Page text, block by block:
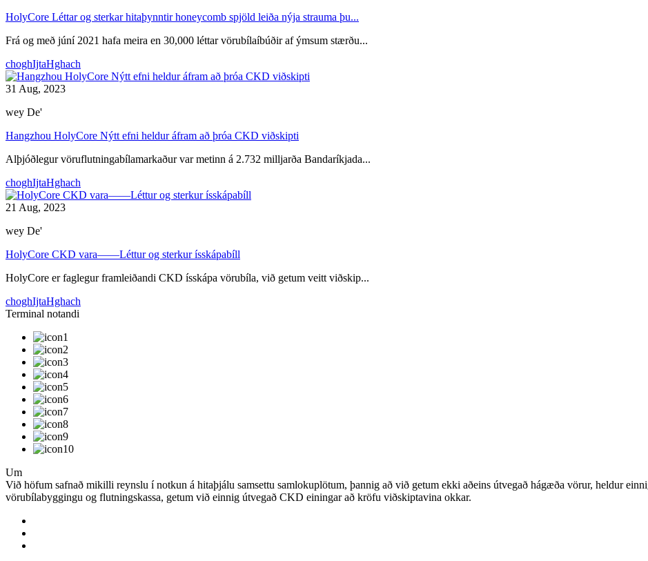
HolyCore Léttar og sterkar hitaþynntir honeycomb spjöld leiða nýja strauma þu...
Frá og með júní 2021 hafa meira en 30,000 léttar vörubílaíbúðir af ýmsum stærðu...
choghIjtaHghach
31 Aug, 2023
wey De'
Hangzhou HolyCore Nýtt efni heldur áfram að þróa CKD viðskipti
Alþjóðlegur vöruflutningabílamarkaður var metinn á 2.732 milljarða Bandaríkjada...
choghIjtaHghach
21 Aug, 2023
wey De'
HolyCore CKD vara——Léttur og sterkur ísskápabíll
HolyCore er faglegur framleiðandi CKD ísskápa vörubíla, við getum veitt viðskip...
choghIjtaHghach
Terminal notandi
Um
Við höfum safnað mikilli reynslu í notkun á hitaþjálu samsettu samlokuplötum, þannig að við getum ekki aðeins útvegað hágæða vörur, heldur
vörubílabyggingu og flutningskassa, getum við einnig útvegað CKD einingar að kröfu viðskiptavina okkar.